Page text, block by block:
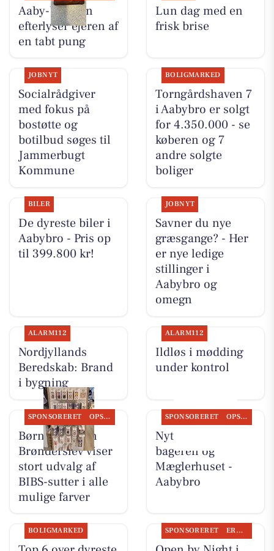
Aaby-bageren
efterlyser ejeren af
en tabt pung
Lun dag med en
frisk brise
JOBNYT
Socialrådgiver
med fokus på
bostøtte og
botilbud søges til
Jammerbugt
Kommune
BOLIGMARKED
Torngårdshaven 7
i Aabybro er solgt
for 4.350.000 - se
køberen og 7
andre solgte
boliger
BILER
De dyreste biler i
Aabybro - Pris op
til 399.800 kr!
JOBNYT
Savner du nye
græsgange? - Her
er nye ledige
stillinger i
Aabybro og
omegn
ALARM112
Nordjyllands
Beredskab: Brand
i bygning
ALARM112
Ildløs i mødding
under kontrol
SPONSORERET OPSLAGSTAVLEN
Børneshoppen
Brønderslev viser
stort udvalg af
BIBS-sutter i alle
mulige farver
SPONSORERET OPSLAGSTAVLEN
Nyt fra Aaby-
bageren og
Mæglerhuset -
Aabybro
BOLIGMARKED SPONSORERET ERHVERV